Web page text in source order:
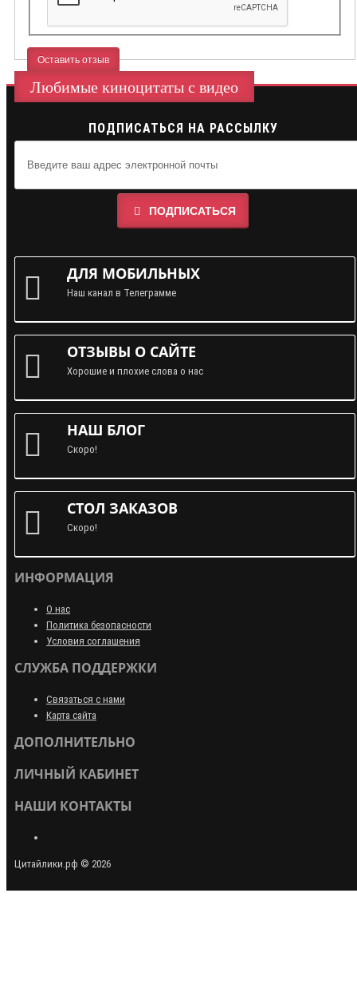
Оставить отзыв
Любимые киноцитаты с видео
ПОДПИСАТЬСЯ НА РАССЫЛКУ
ПОДПИСАТЬСЯ
ДЛЯ МОБИЛЬНЫХ
Наш канал в Телеграмме
ОТЗЫВЫ О САЙТЕ
Хорошие и плохие слова о нас
НАШ БЛОГ
Скоро!
СТОЛ ЗАКАЗОВ
Скоро!
ИНФОРМАЦИЯ
О нас
Политика безопасности
Условия соглашения
СЛУЖБА ПОДДЕРЖКИ
Связаться с нами
Карта сайта
ДОПОЛНИТЕЛЬНО
ЛИЧНЫЙ КАБИНЕТ
НАШИ КОНТАКТЫ
Цитайлики.рф © 2026